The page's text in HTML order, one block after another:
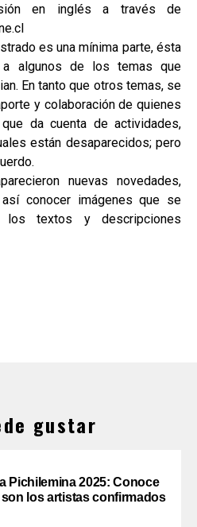
en inglés a través de
es una mínima parte, ésta
algunos de los temas que
En tanto que otros temas, se
y colaboración de quienes
da cuenta de actividades,
están desaparecidos; pero
nuevas novedades,
conocer imágenes que se
los textos y descripciones
gustar
Pichilemina 2025: Conoce
los artistas confirmados